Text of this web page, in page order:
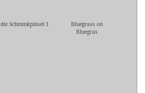
die Schminkpinsel 1
Bluegrass on
Bluegras